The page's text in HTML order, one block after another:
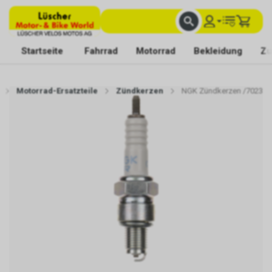
Startseite Fahrrad Motorrad Bekleidung
Motorrad-Ersatzteile Zündkerzen NGK Zündkerzen /7023